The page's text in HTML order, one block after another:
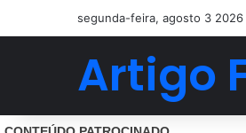
segunda-feira, agosto 3 2026
Artigo